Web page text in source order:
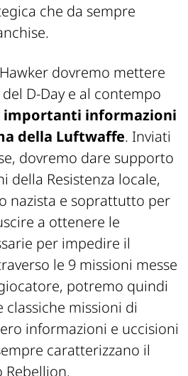
che da sempre
dovremo mettere
D-Day e al contempo
importanti informazioni
della Luftwaffe. Inviati
dovremo dare supporto
della Resistenza locale,
nazista e soprattutto per
a ottenere le
per impedire il
le 9 missioni messe
potremo quindi
missioni di
informazioni e uccisioni
caratterizzano il
Rebellion.